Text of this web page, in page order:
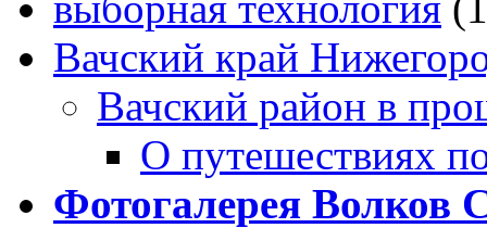
Вачский край
Вачский район в
О путешествиях
Фотогалерея Волков